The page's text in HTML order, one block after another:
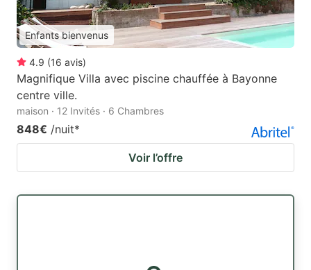
Enfants bienvenus
4.9 (16 avis)
Magnifique Villa avec piscine chauffée à Bayonne
centre ville.
maison · 12 Invités · 6 Chambres
848€ /nuit*
Voir l’offre